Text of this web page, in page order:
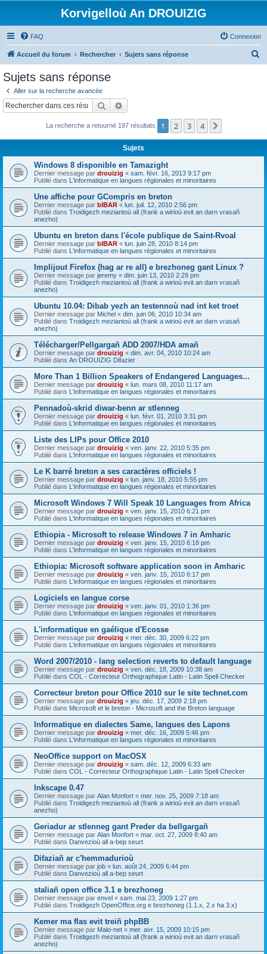
Korvigelloù An DROUIZIG
FAQ Connexion
Accueil du forum Rechercher Sujets sans réponse
c
Sujets sans réponse
Aller sur la recherche avancée
Rechercher
La recherche a retourné 197 résultats 1 2 3 4
Sujets
Windows 8 disponible en Tamazight
Dernier message par drouizig « sam. févr. 16, 2013 9:17 pm
Publié dans L'informatique en langues régionales et minoritaires
Une affiche pour GCompris en breton
Dernier message par bIBAR « lun. juil. 12, 2010 2:56 pm
Publié dans Troidigezh meziantoù all (frank a wirioù evit an darn vrasañ
anezho)
Ubuntu en breton dans l'école publique de Saint-Rvoal
Dernier message par bIBAR « lun. juin 28, 2010 8:14 pm
Publié dans L'informatique en langues régionales et minoritaires
Implijout Firefox (hag ar re all) e brezhoneg gant Linux ?
Dernier message par jeremy « dim. juin 13, 2010 2:29 pm
Publié dans Troidigezh meziantoù all (frank a wirioù evit an darn vrasañ
anezho)
Ubuntu 10.04: Dibab yezh an testennoù nad int ket troet
Dernier message par Michel « dim. juin 06, 2010 10:34 am
Publié dans Troidigezh meziantoù all (frank a wirioù evit an darn vrasañ
anezho)
Télécharger/Pellgargañ ADD 2007/HDA amañ
Dernier message par drouizig « dim. avr. 04, 2010 10:24 am
Publié dans An DROUIZIG Difazier
More Than 1 Billion Speakers of Endangered Languages...
Dernier message par drouizig « lun. mars 08, 2010 11:17 am
Publié dans L'informatique en langues régionales et minoritaires
Pennadoù-skrid diwar-benn ar stlenneg
Dernier message par drouizig « lun. févr. 01, 2010 3:31 pm
Publié dans L'informatique en langues régionales et minoritaires
Liste des LIPs pour Office 2010
Dernier message par drouizig « ven. janv. 22, 2010 5:35 pm
Publié dans L'informatique en langues régionales et minoritaires
Le K barré breton a ses caractères officiels !
Dernier message par drouizig « lun. janv. 18, 2010 5:55 pm
Publié dans L'informatique en langues régionales et minoritaires
Microsoft Windows 7 Will Speak 10 Languages from Africa
Dernier message par drouizig « ven. janv. 15, 2010 6:21 pm
Publié dans L'informatique en langues régionales et minoritaires
Ethiopia - Microsoft to release Windows 7 in Amharic
Dernier message par drouizig « ven. janv. 15, 2010 6:18 pm
Publié dans L'informatique en langues régionales et minoritaires
Ethiopia: Microsoft software application soon in Amharic
Dernier message par drouizig « ven. janv. 15, 2010 6:17 pm
Publié dans L'informatique en langues régionales et minoritaires
Logiciels en langue corse
Dernier message par drouizig « ven. janv. 01, 2010 1:36 pm
Publié dans L'informatique en langues régionales et minoritaires
L'informatique en gaélique d'Ecosse
Dernier message par drouizig « mer. déc. 30, 2009 6:22 pm
Publié dans L'informatique en langues régionales et minoritaires
Word 2007/2010 - lang selection reverts to default language
Dernier message par drouizig « ven. déc. 18, 2009 10:38 am
Publié dans COL - Correcteur Orthographique Latin - Latin Spell Checker
Correcteur breton pour Office 2010 sur le site technet.com
Dernier message par drouizig « jeu. déc. 17, 2009 2:18 pm
Publié dans Microsoft et le breton - Microsoft and the Breton language
Informatique en dialectes Same, langues des Lapons
Dernier message par drouizig « mer. déc. 16, 2009 5:46 pm
Publié dans L'informatique en langues régionales et minoritaires
NeoOffice support on MacOSX
Dernier message par drouizig « sam. déc. 12, 2009 6:33 am
Publié dans COL - Correcteur Orthographique Latin - Latin Spell Checker
Inkscape 0.47
Dernier message par Alan Monfort « mer. nov. 25, 2009 7:18 am
Publié dans Troidigezh meziantoù all (frank a wirioù evit an darn vrasañ
anezho)
Geriadur ar stlenneg gant Preder da bellgargañ
Dernier message par Alan Monfort « mar. oct. 27, 2009 8:40 am
Publié dans Danvezioù all a-bep seurt
Difaziañ ar c'hemmadurioù
Dernier message par job « lun. août 24, 2009 6:44 pm
Publié dans Danvezioù all a-bep seurt
staliañ open office 3.1 e brezhoneg
Dernier message par envel « sam. mai 23, 2009 1:27 pm
Publié dans Troidigezh OpenOffice.org e brezhoneg (1.1.x, 2.x ha 3.x)
Kemer ma flas evit treiñ phpBB
Dernier message par Malo-net « mer. avr. 15, 2009 10:15 pm
Publié dans Troidigezh meziantoù all (frank a wirioù evit an darn vrasañ
anezho)